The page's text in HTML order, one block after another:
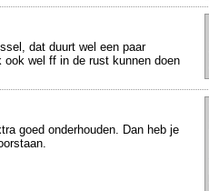
dat duurt wel een paar
wel ff in de rust kunnen doen
goed onderhouden. Dan heb je